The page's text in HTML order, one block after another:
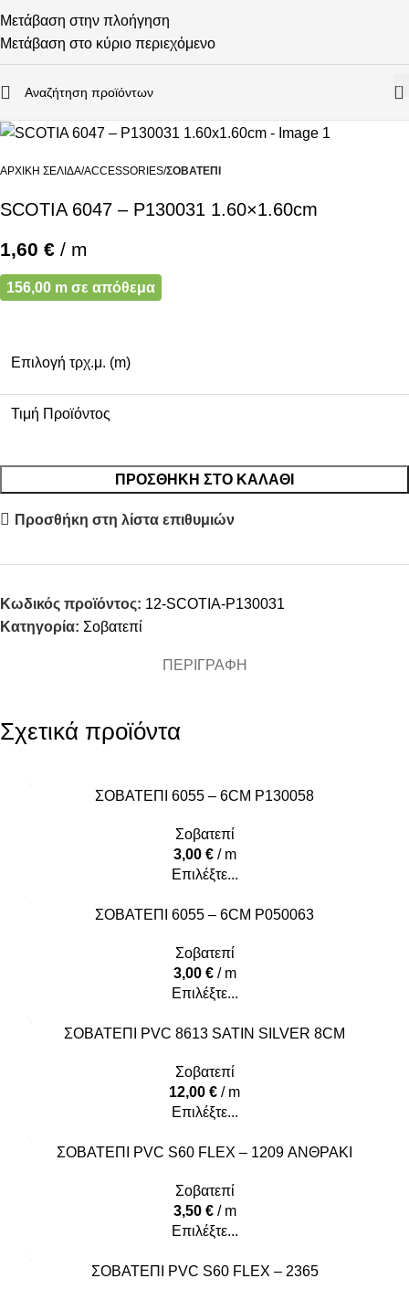
Μετάβαση στην πλοήγηση
Μετάβαση στο κύριο περιεχόμενο
0
ΑΡΧΙΚΉ ΣΕΛΊΔΑ ACCESSORIES ΣΟΒΑΤΕΠΊ
SCOTIA 6047 – P130031 1.60×1.60cm
1,60 € / m
156,00 m σε απόθεμα
Επιλογή τρχ.μ. (m)
Τιμή Προϊόντος
ΠΡΟΣΘΉΚΗ ΣΤΟ ΚΑΛΆΘΙ
Προσθήκη στη λίστα επιθυμιών
Κωδικός προϊόντος: 12-SCOTIA-P130031
Κατηγορία: Σοβατεπί
ΠΕΡΙΓΡΑΦΉ
Σχετικά προϊόντα
ΣΟΒΑΤΕΠΙ 6055 – 6CM P130058
Σοβατεπί
3,00 €/ m
Επιλέξτε...
ΣΟΒΑΤΕΠΙ 6055 – 6CM P050063
Σοβατεπί
3,00 €/ m
Επιλέξτε...
ΣΟΒΑΤΕΠΙ PVC 8613 SATIN SILVER 8CM
Σοβατεπί
12,00 € / m
Επιλέξτε...
ΣΟΒΑΤΕΠΙ PVC S60 FLEX – 1209 ΑΝΘΡΑΚΙ
Σοβατεπί
3,50 €/ m
Επιλέξτε...
ΣΟΒΑΤΕΠΙ PVC S60 FLEX – 2365